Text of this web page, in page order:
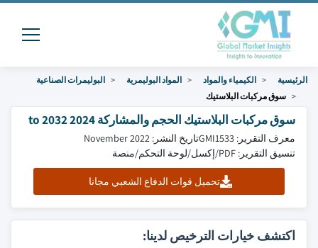
الرئيسية الكيمياء والمواد المواد البوليمرية
البوليمرات الصناعية
سوق مركبات البلاستيك
سوق مركبات البلاستيك الحجم والمشاركة 2024 to 2032
معرف التقرير: GMI1533
تاريخ النشر: November 2022
تنسيق التقرير: PDF/إكسل/لوحة التحكم/منصة
تحميل قوات الدفاع الشعبي مجانا
اكتشف خيارات الترخيص لدينا: